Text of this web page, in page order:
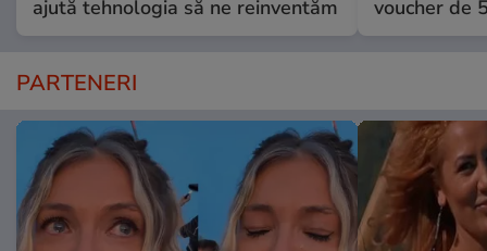
ajută tehnologia să ne reinventăm
voucher de
PARTENERI